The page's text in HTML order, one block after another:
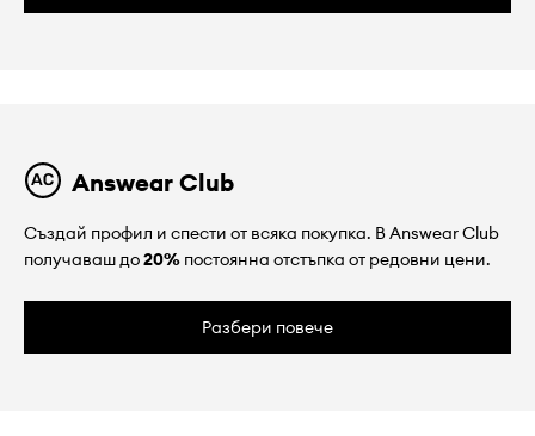
Answear Club
Създай профил и спести от всяка покупка. В Answear Club
получаваш до20% постоянна отстъпка от редовни цени.
Разбери повече